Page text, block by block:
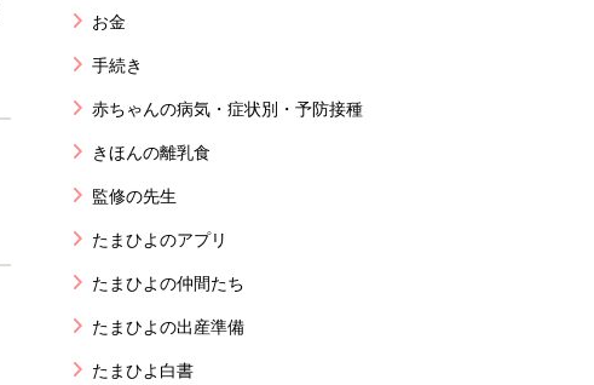
お金
手続き
赤ちゃんの病気・症状別・予防接種
きほんの離乳食
監修の先生
たまひよのアプリ
たまひよの仲間たち
たまひよの出産準備
たまひよ白書